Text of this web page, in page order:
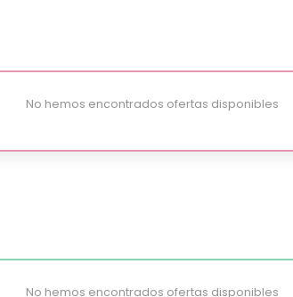
No hemos encontrados ofertas disponibles
No hemos encontrados ofertas disponibles